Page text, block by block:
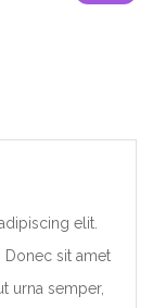
elit.
Donec sit amet
urna semper,